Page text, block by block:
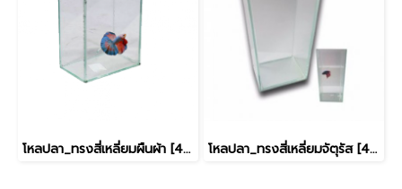
โหลปลา_ทรงสี่เหลี่ยมผืนผ้า [4x6นิ้ว] โหลปลา_ทรงสี่เหลี่ยมจัตุรัส [4x4นิ้ว]